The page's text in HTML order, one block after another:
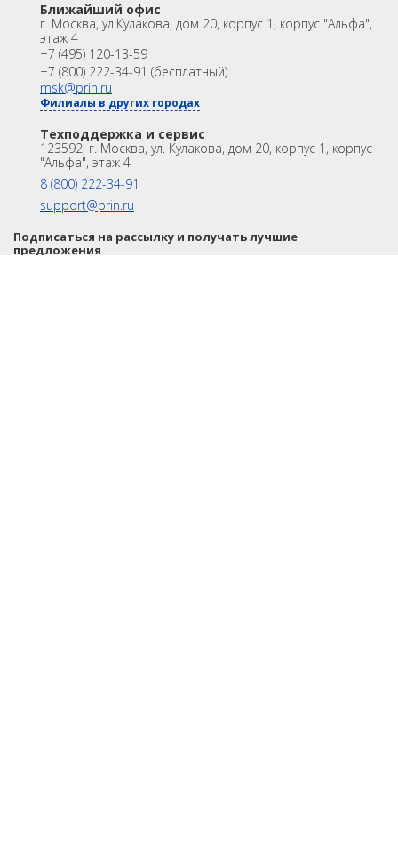
Ближайший офис
г. Москва, ул.Кулакова, дом 20, корпус 1, корпус "Альфа",
этаж 4
+7 (495) 120-13-59
+7 (800) 222-34-91 (бесплатный)
msk@prin.ru
Филиалы в других городах
Техподдержка и сервис
123592, г. Москва, ул. Кулакова, дом 20, корпус 1, корпус
"Альфа", этаж 4
8 (800) 222-34-91
support@prin.ru
Модемы
Программы
Аксеcсуары
Распродажа
ИНФОРМАЦИЯ
Акции
Техподдержка и сервис
Университет
Партнёрам
О Компании
Подписаться на рассылку и получать лучшие
предложения